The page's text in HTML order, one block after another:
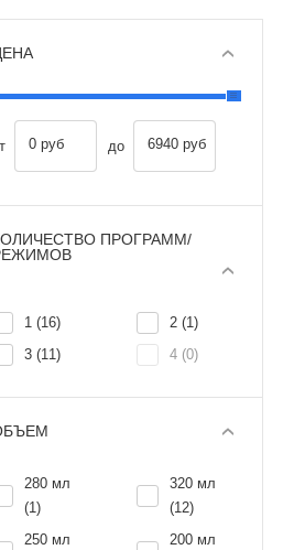
0 руб до 6940 руб
ПРОГРАММ/
1 (16)
2 (1)
3 (11)
4 (0)
280 мл
(1)
320 мл
(12)
250 мл
200 мл